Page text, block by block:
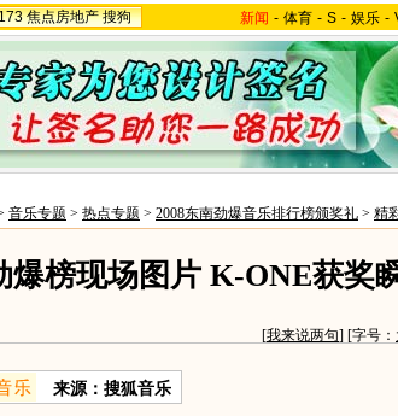
焦点房地产 搜狗 新闻 - 体育 - S - 娱乐 -
音乐专题 > 热点专题 > 2008东南劲爆音乐排行榜颁奖礼 > 精
爆榜现场图片 K-ONE获奖
[我来说两句] [字号：
来源：搜狐音乐